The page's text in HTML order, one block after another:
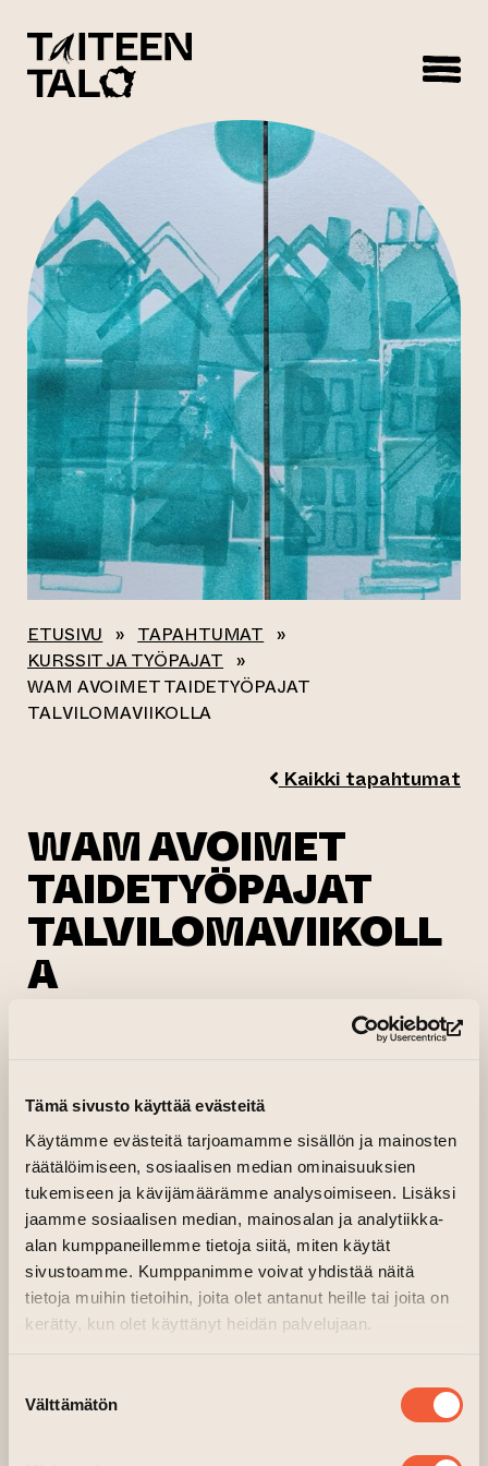
Tämä sivusto käyttää evästeitä
Käytämme evästeitä tarjoamamme sisällön ja mainosten
räätälöimiseen, sosiaalisen median ominaisuuksien
tukemiseen ja kävijämäärämme analysoimiseen. Lisäksi
jaamme sosiaalisen median, mainosalan ja analytiikka-
alan kumppaneillemme tietoja siitä, miten käytät
sivustoamme. Kumppanimme voivat yhdistää näitä
tietoja muihin tietoihin, joita olet antanut heille tai joita on
kerätty, kun olet käyttänyt heidän palvelujaan.
valinta
Välttämätön
ETUSIVU » TAPAHTUMAT »
KURSSIT JA TYÖPAJAT »
WAM AVOIMET TAIDETYÖPAJAT
TALVILOMAVIIKOLLA
Kaikki tapahtumat
WAM AVOIMET
TAIDETYÖPAJAT
TALVILOMAVIIKOLL
A
18.02.2025–21.02.2025 klo 12.00—15.00
Järjestäjä:WAM Turun kaupungin taidemuseo
Tervetuloa talvilomaviikon avoimiin
taidetyöpajoihin ti–pe 18.2.–21.2. klo 12–
15.